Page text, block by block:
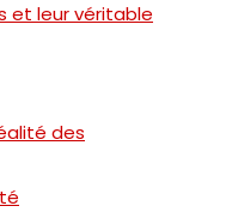
et leur véritable
des